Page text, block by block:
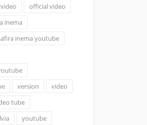
official video
inema
inema youtube
version
video
tube
youtube